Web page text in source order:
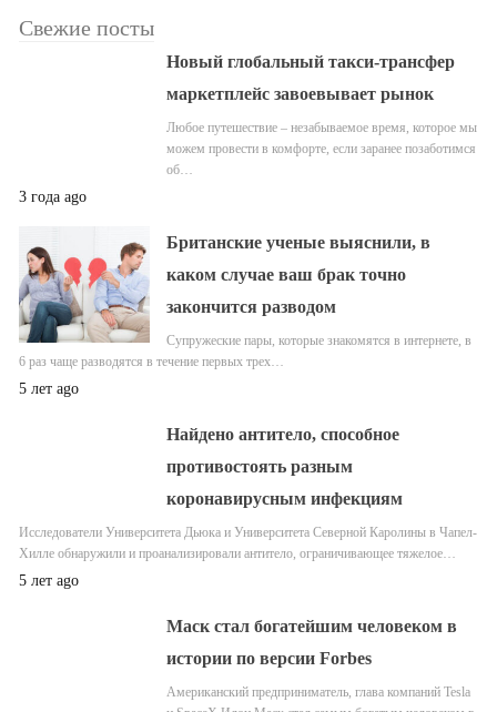
Свежие посты
Новый глобальный такси-трансфер
маркетплейс завоевывает рынок
Любое путешествие – незабываемое время, которое мы
можем провести в комфорте, если заранее позаботимся
об…
3 года ago
Британские ученые выяснили, в
каком случае ваш брак точно
закончится разводом
Супружеские пары, которые знакомятся в интернете, в
6 раз чаще разводятся в течение первых трех…
5 лет ago
Найдено антитело, способное
противостоять разным
коронавирусным инфекциям
Исследователи Университета Дьюка и Университета Северной Каролины в Чапел-
Хилле обнаружили и проанализировали антитело, ограничивающее тяжелое…
5 лет ago
Маск стал богатейшим человеком в
истории по версии Forbes
Американский предприниматель, глава компаний Tesla